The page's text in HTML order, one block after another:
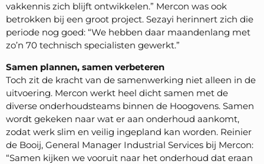
vakkennis zich blijft ontwikkelen.” Mercon was ook
betrokken bij een groot project. Sezayi herinnert zich die
periode nog goed: “We hebben daar maandenlang met
zo’n 70 technisch specialisten gewerkt.”
Samen plannen, samen verbeteren
Toch zit de kracht van de samenwerking niet alleen in de
uitvoering. Mercon werkt heel dicht samen met de
diverse onderhoudsteams binnen de Hoogovens. Samen
wordt gekeken naar wat er aan onderhoud aankomt,
zodat werk slim en veilig ingepland kan worden. Reinier
de Booij, General Manager Industrial Services bij Mercon:
“Samen kijken we vooruit naar het onderhoud dat eraan